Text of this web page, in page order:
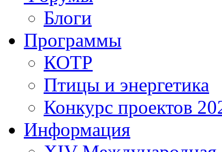
Блоги
Программы
КОТР
Птицы и энергетика
Конкурс проектов
Информация